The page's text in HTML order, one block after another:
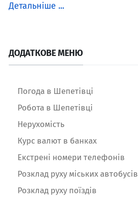
Детальніше ...
ДОДАТКОВЕ МЕНЮ
Погода в Шепетівці
Робота в Шепетівці
Нерухомість
Курс валют в банках
Екстрені номери телефонів
Розклад руху міських автобусів
Розклад руху поїздів